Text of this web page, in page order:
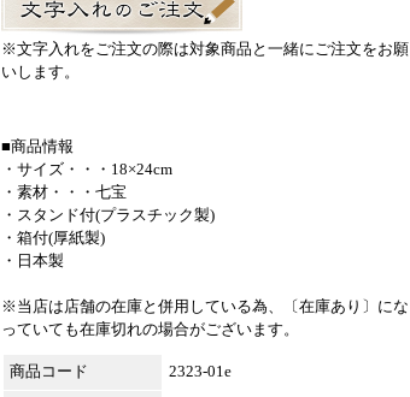
※文字入れをご注文の際は対象商品と一緒にご注文をお願
いします。
■商品情報
・サイズ・・・18×24cm
・素材・・・七宝
・スタンド付(プラスチック製)
・箱付(厚紙製)
・日本製
※当店は店舗の在庫と併用している為、〔在庫あり〕にな
っていても在庫切れの場合がございます。
商品コード 2323-01e